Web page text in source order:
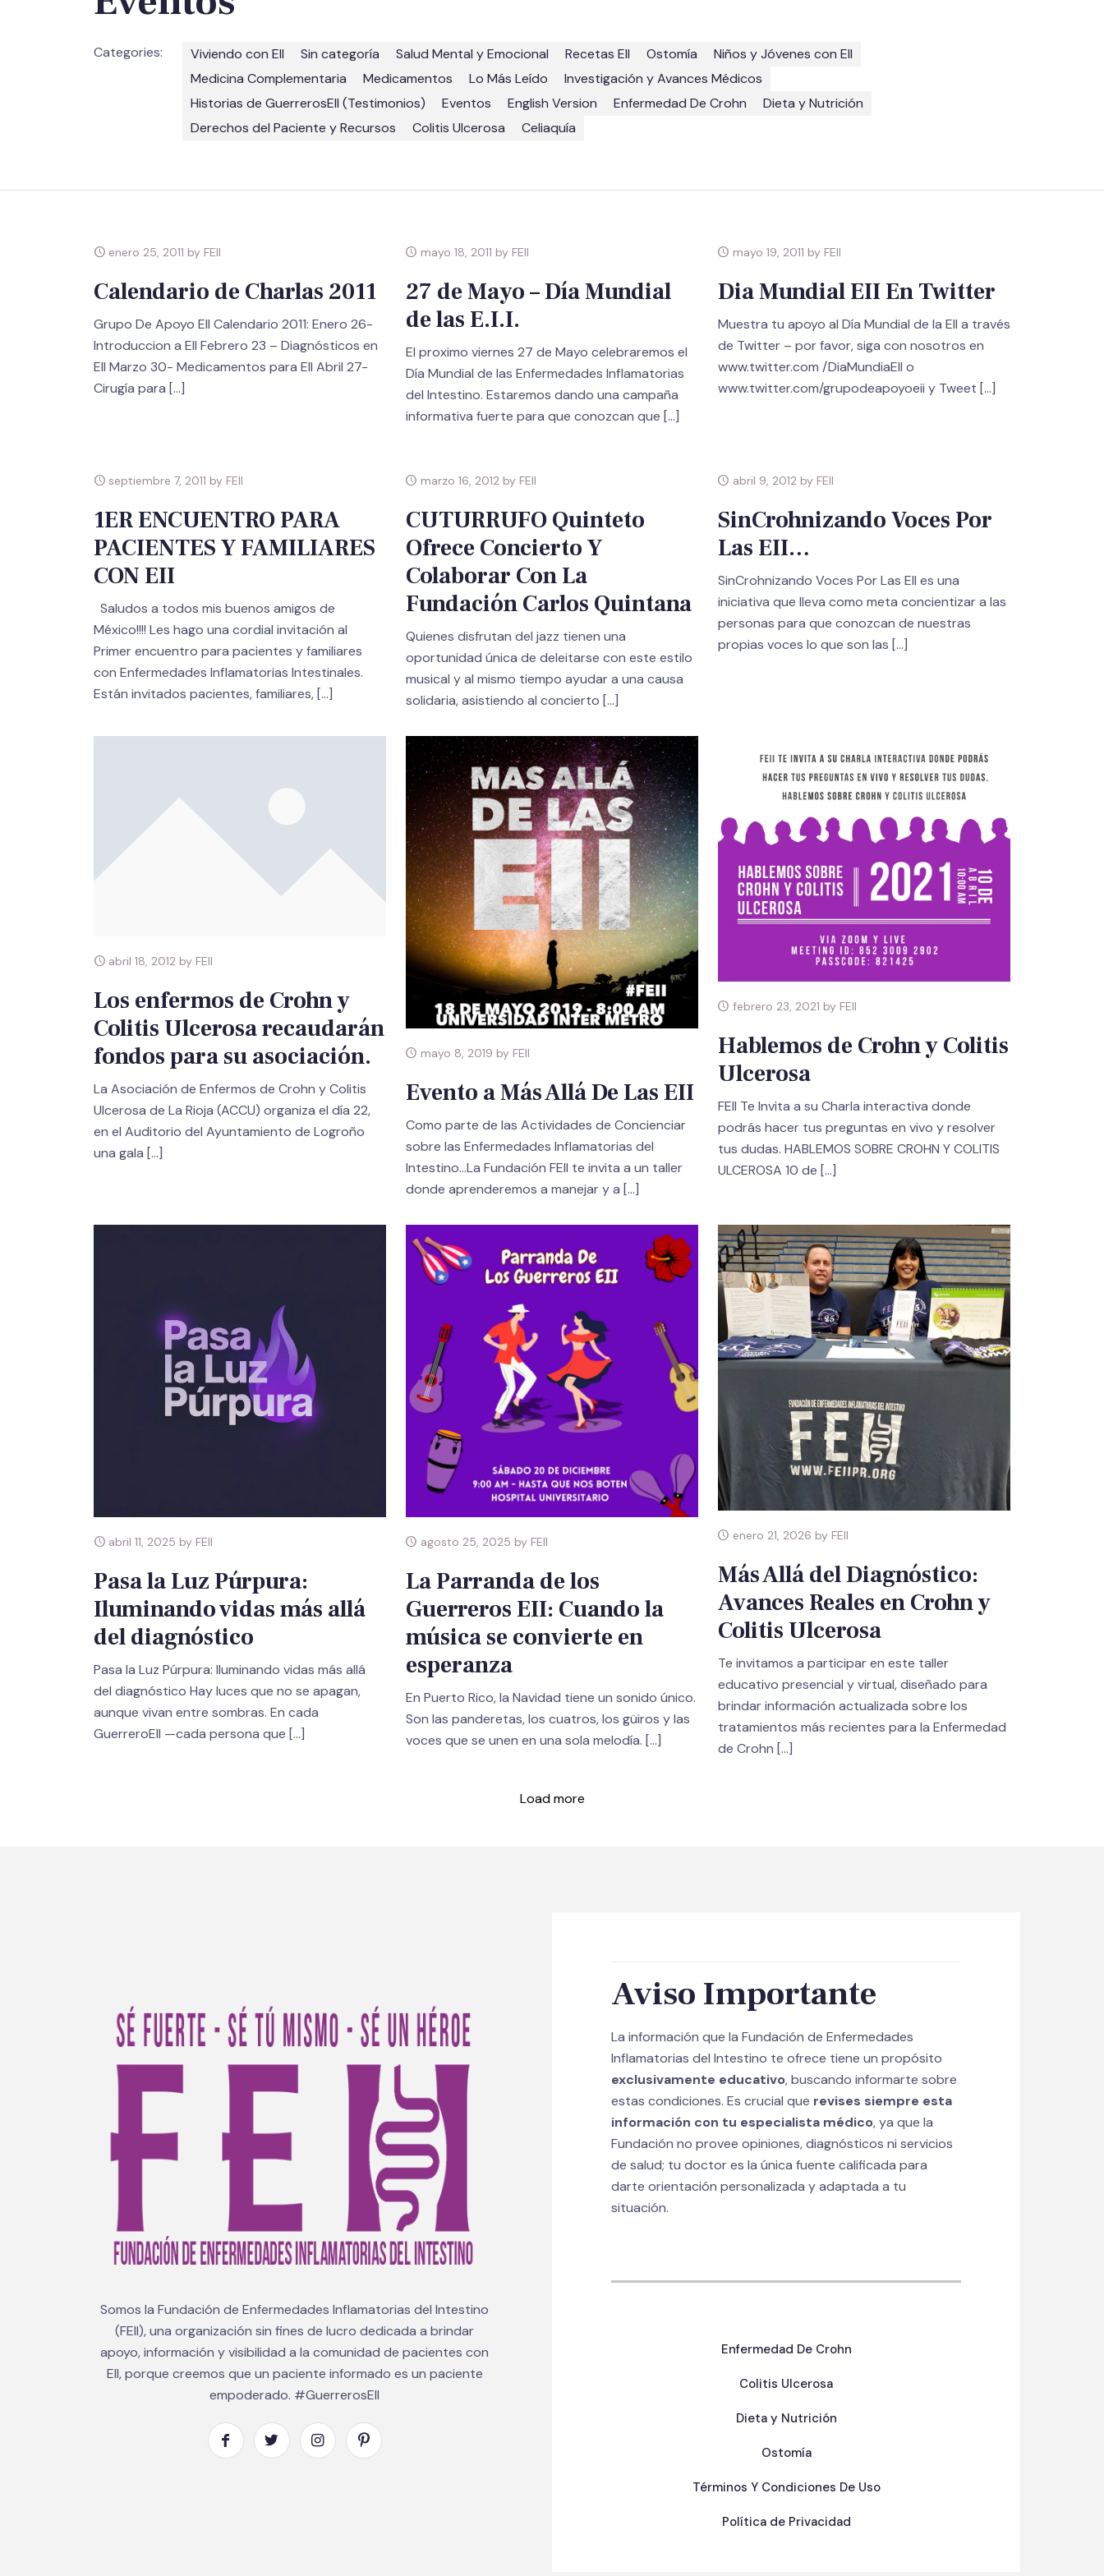
Categories: Viviendo con EII Sin categoría Salud Mental y Emocional Recetas EII Ostomía
Niños y Jóvenes con EII
Medicina Complementaria
Medicamentos Lo Más Leído
Investigación y Avances Médicos
Historias de GuerrerosEII (Testimonios)
Eventos English Version Enfermedad De Crohn
Dieta y Nutrición
Derechos del Paciente y Recursos
Colitis Ulcerosa Celiaquía
enero 25, 2011 by FEII
Calendario de Charlas 2011
Grupo De Apoyo EII Calendario 2011: Enero 26-
Introduccion a EII Febrero 23 – Diagnósticos en
EII Marzo 30- Medicamentos para EII Abril 27-
Cirugía para […]
mayo 18, 2011 by FEII
27 de Mayo – Día Mundial
de las E.I.I.
El proximo viernes 27 de Mayo celebraremos el
Día Mundial de las Enfermedades Inflamatorias
del Intestino. Estaremos dando una campaña
informativa fuerte para que conozcan que […]
mayo 19, 2011 by FEII
Dia Mundial EII En Twitter
Muestra tu apoyo al Día Mundial de la EII a través
de Twitter – por favor, siga con nosotros en
www.twitter.com /DiaMundiaEII o
www.twitter.com/grupodeapoyoeii y Tweet […]
septiembre 7, 2011 by FEII
1ER ENCUENTRO PARA
PACIENTES Y FAMILIARES
CON EII
Saludos a todos mis buenos amigos de
México!!!! Les hago una cordial invitación al
Primer encuentro para pacientes y familiares
con Enfermedades Inflamatorias Intestinales.
Están invitados pacientes, familiares, […]
marzo 16, 2012 by FEII
CUTURRUFO Quinteto
Ofrece Concierto Y
Colaborar Con La
Fundación Carlos Quintana
Quienes disfrutan del jazz tienen una
oportunidad única de deleitarse con este estilo
musical y al mismo tiempo ayudar a una causa
solidaria, asistiendo al concierto […]
abril 9, 2012 by FEII
SinCrohnizando Voces Por
Las EII…
SinCrohnizando Voces Por Las EII es una
iniciativa que lleva como meta concientizar a las
personas para que conozcan de nuestras
propias voces lo que son las […]
abril 18, 2012 by FEII
Los enfermos de Crohn y
Colitis Ulcerosa recaudarán
fondos para su asociación.
La Asociación de Enfermos de Crohn y Colitis
Ulcerosa de La Rioja (ACCU) organiza el día 22,
en el Auditorio del Ayuntamiento de Logroño
una gala […]
mayo 8, 2019 by FEII
Evento a Más Allá De Las EII
Como parte de las Actividades de Concienciar
sobre las Enfermedades Inflamatorias del
Intestino…La Fundación FEII te invita a un taller
donde aprenderemos a manejar y a […]
febrero 23, 2021 by FEII
Hablemos de Crohn y Colitis
Ulcerosa
FEII Te Invita a su Charla interactiva donde
podrás hacer tus preguntas en vivo y resolver
tus dudas. HABLEMOS SOBRE CROHN Y COLITIS
ULCEROSA 10 de […]
abril 11, 2025 by FEII
Pasa la Luz Púrpura:
Iluminando vidas más allá
del diagnóstico
Pasa la Luz Púrpura: Iluminando vidas más allá
del diagnóstico Hay luces que no se apagan,
aunque vivan entre sombras. En cada
GuerreroEII —cada persona que […]
agosto 25, 2025 by FEII
La Parranda de los
Guerreros EII: Cuando la
música se convierte en
esperanza
En Puerto Rico, la Navidad tiene un sonido único.
Son las panderetas, los cuatros, los güiros y las
voces que se unen en una sola melodía. […]
enero 21, 2026 by FEII
Más Allá del Diagnóstico:
Avances Reales en Crohn y
Colitis Ulcerosa
Te invitamos a participar en este taller
educativo presencial y virtual, diseñado para
brindar información actualizada sobre los
tratamientos más recientes para la Enfermedad
de Crohn […]
Load more
Somos la Fundación de Enfermedades Inflamatorias del Intestino
(FEII), una organización sin fines de lucro dedicada a brindar
apoyo, información y visibilidad a la comunidad de pacientes con
EII, porque creemos que un paciente informado es un paciente
empoderado. #GuerrerosEII
Aviso Importante
La información que la Fundación de Enfermedades
Inflamatorias del Intestino te ofrece tiene un propósito
exclusivamente educativo, buscando informarte sobre
estas condiciones. Es crucial que revises siempre esta
información con tu especialista médico, ya que la
Fundación no provee opiniones, diagnósticos ni servicios
de salud; tu doctor es la única fuente calificada para
darte orientación personalizada y adaptada a tu
situación.
Enfermedad De Crohn
Colitis Ulcerosa
Dieta y Nutrición
Ostomía
Términos Y Condiciones De Uso
Política de Privacidad